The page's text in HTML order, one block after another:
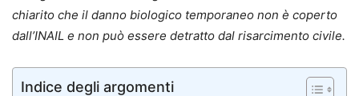
chiarito che il danno biologico temporaneo non è coperto
dall’INAIL e non può essere detratto dal risarcimento civile.
Indice degli argomenti